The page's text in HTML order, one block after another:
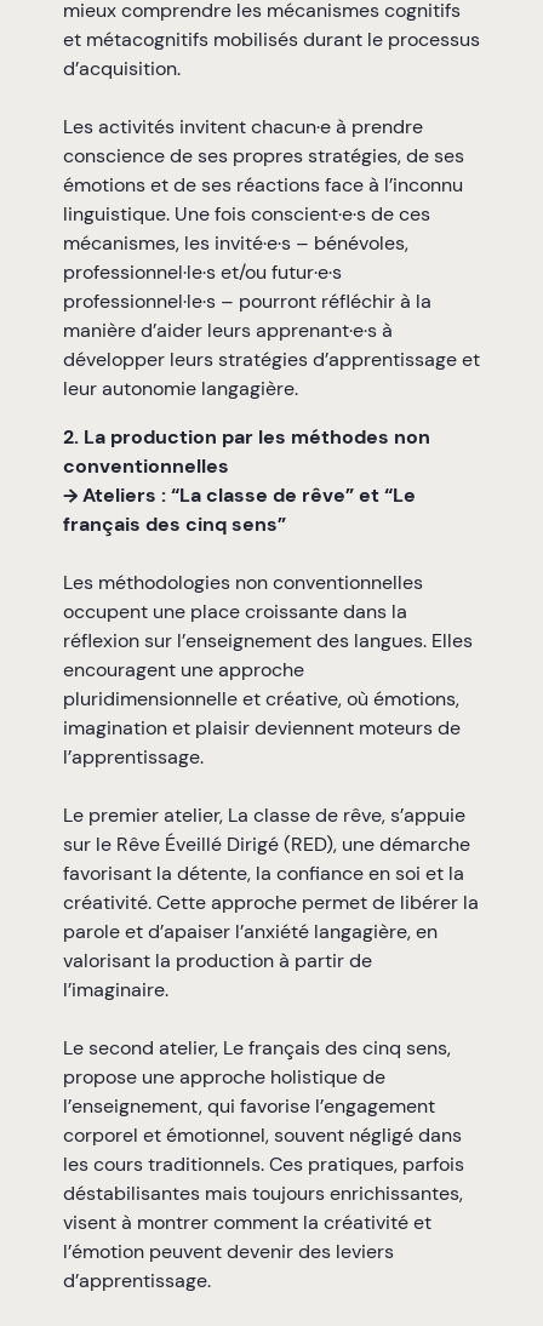
mieux comprendre les mécanismes cognitifs
et métacognitifs mobilisés durant le processus
d’acquisition.
Les activités invitent chacun·e à prendre
conscience de ses propres stratégies, de ses
émotions et de ses réactions face à l’inconnu
linguistique. Une fois conscient·e·s de ces
mécanismes, les invité·e·s – bénévoles,
professionnel·le·s et/ou futur·e·s
professionnel·le·s – pourront réfléchir à la
manière d’aider leurs apprenant·e·s à
développer leurs stratégies d’apprentissage et
leur autonomie langagière.
2. La production par les méthodes non
conventionnelles
→ Ateliers : “La classe de rêve” et “Le
français des cinq sens”
Les méthodologies non conventionnelles
occupent une place croissante dans la
réflexion sur l’enseignement des langues. Elles
encouragent une approche
pluridimensionnelle et créative, où émotions,
imagination et plaisir deviennent moteurs de
l’apprentissage.
Le premier atelier, La classe de rêve, s’appuie
sur le Rêve Éveillé Dirigé (RED), une démarche
favorisant la détente, la confiance en soi et la
créativité. Cette approche permet de libérer la
parole et d’apaiser l’anxiété langagière, en
valorisant la production à partir de
l’imaginaire.
Le second atelier, Le français des cinq sens,
propose une approche holistique de
l’enseignement, qui favorise l’engagement
corporel et émotionnel, souvent négligé dans
les cours traditionnels. Ces pratiques, parfois
déstabilisantes mais toujours enrichissantes,
visent à montrer comment la créativité et
l’émotion peuvent devenir des leviers
d’apprentissage.